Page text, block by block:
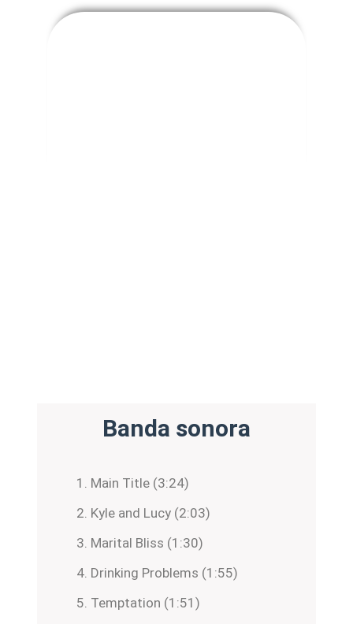
Banda sonora
Main Title (3:24)
Kyle and Lucy (2:03)
Marital Bliss (1:30)
Drinking Problems (1:55)
Temptation (1:51)